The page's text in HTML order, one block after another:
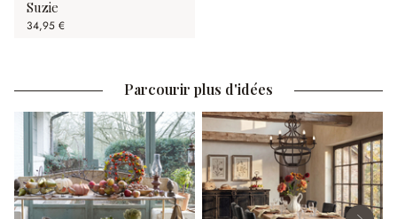
Suzie
34,95 €
Parcourir plus d'idées